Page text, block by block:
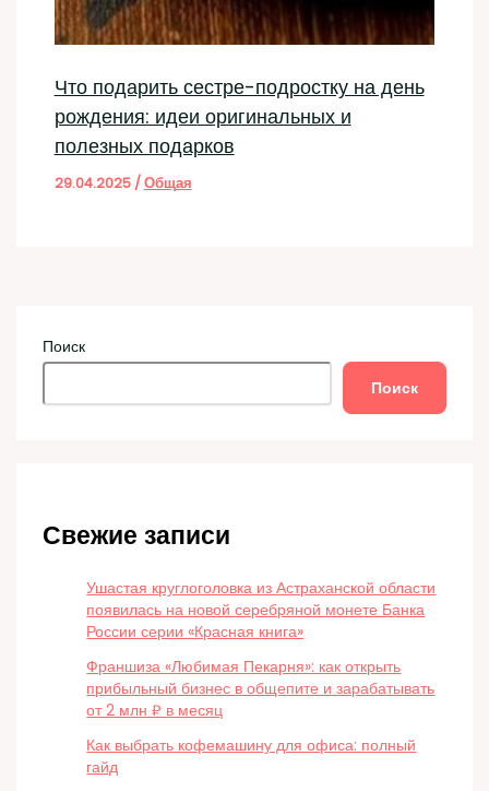
Что подарить сестре-подростку на день
рождения: идеи оригинальных и
полезных подарков
29.04.2025 /Общая
Поиск
Поиск
Свежие записи
Ушастая круглоголовка из Астраханской области
появилась на новой серебряной монете Банка
России серии «Красная книга»
Франшиза «Любимая Пекарня»: как открыть
прибыльный бизнес в общепите и зарабатывать
от 2 млн ₽ в месяц
Как выбрать кофемашину для офиса: полный
гайд